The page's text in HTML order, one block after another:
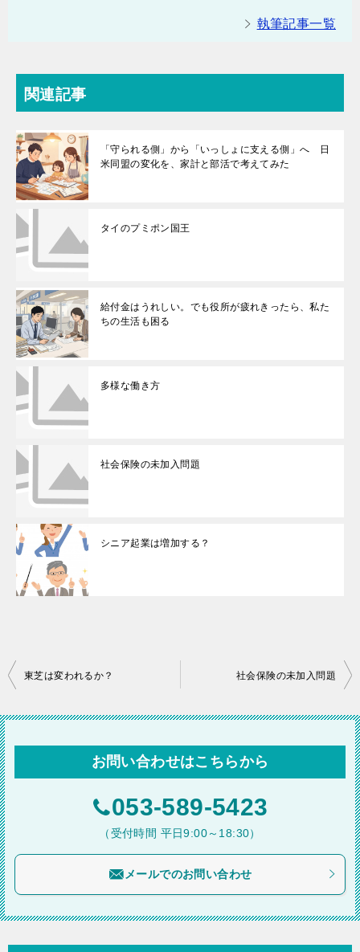
執筆記事一覧
関連記事
「守られる側」から「いっしょに支える側」へ 日
米同盟の変化を、家計と部活で考えてみた
タイのプミポン国王
給付金はうれしい。でも役所が疲れきったら、私た
ちの生活も困る
多様な働き方
社会保険の未加入問題
シニア起業は増加する？
投
ナ
ビ
ゲ
ョ
東芝は変われるか？ 社会保険の未加入問題
お問い合わせはこちらから
053-589-5423
（受付時間 平日9:00～18:30）
メールでのお問い合わせ